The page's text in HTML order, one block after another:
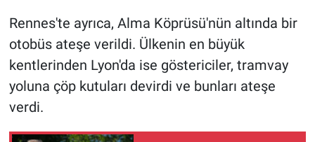
Rennes'te ayrıca, Alma Köprüsü'nün altında bir
otobüs ateşe verildi. Ülkenin en büyük
kentlerinden Lyon'da ise göstericiler, tramvay
yoluna çöp kutuları devirdi ve bunları ateşe
verdi.
Türkiye'nin Geleceği
Türkiye'nin Gündemi